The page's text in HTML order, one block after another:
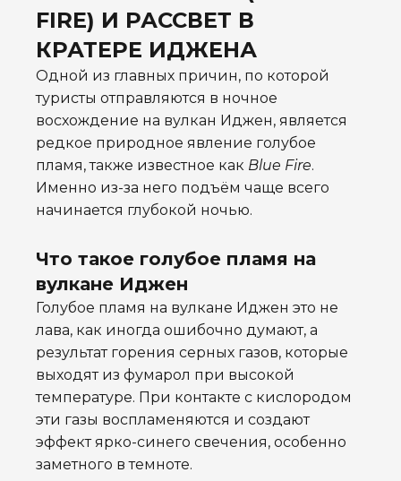
FIRE) И РАССВЕТ В
КРАТЕРЕ ИДЖЕНА
Одной из главных причин, по которой
туристы отправляются в ночное
восхождение на вулкан Иджен, является
редкое природное явление голубое
пламя, также известное как Blue Fire.
Именно из-за него подъём чаще всего
начинается глубокой ночью.
Что такое голубое пламя на
вулкане Иджен
Голубое пламя на вулкане Иджен это не
лава, как иногда ошибочно думают, а
результат горения серных газов, которые
выходят из фумарол при высокой
температуре. При контакте с кислородом
эти газы воспламеняются и создают
эффект ярко-синего свечения, особенно
заметного в темноте.